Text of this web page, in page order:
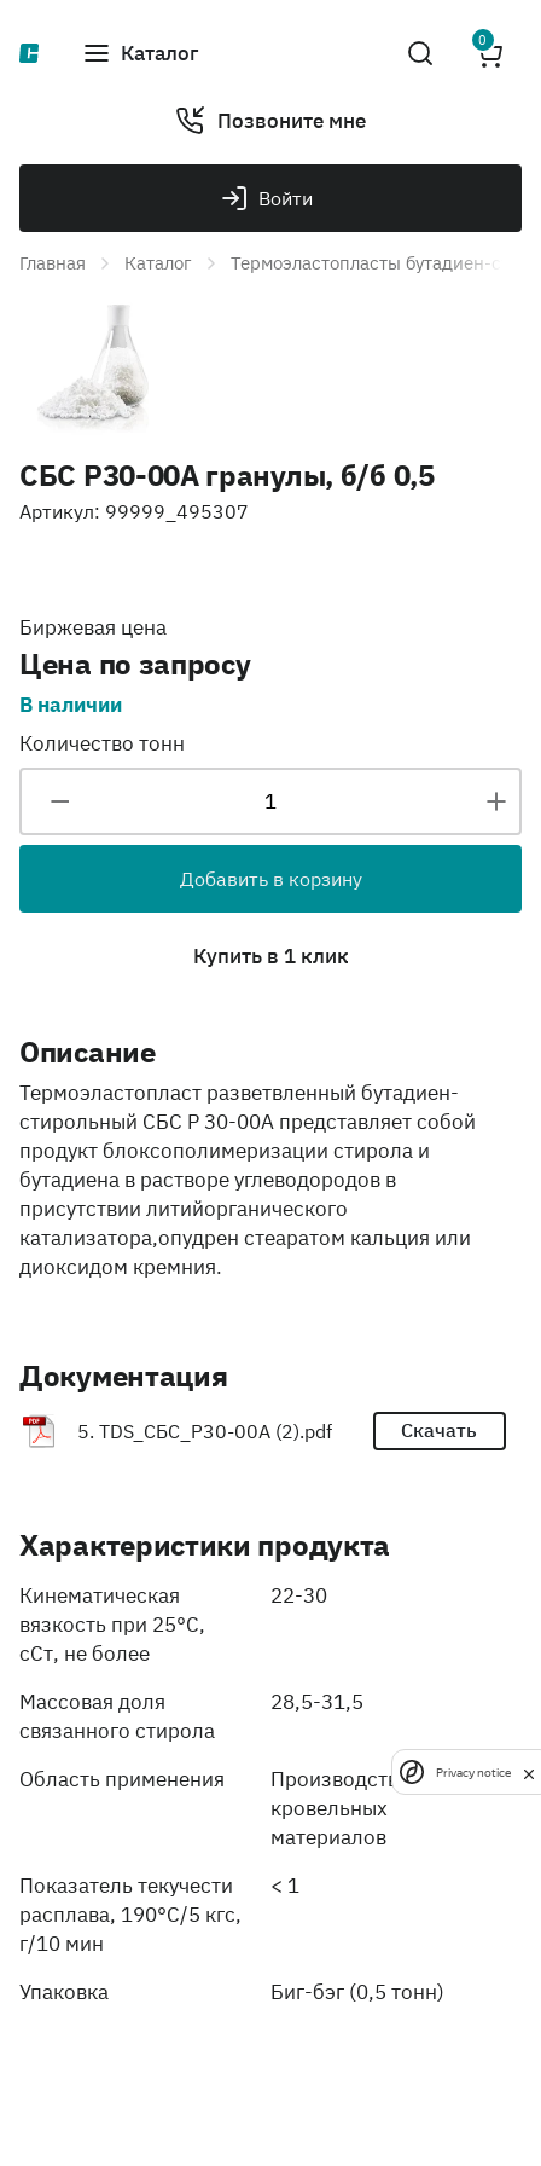
Каталог 0
Позвоните мне
Войти
Главная Каталог Термоэластопласты бутадиен-
СБС Р30-00A гранулы, б/б 0,5
Артикул: 99999_495307
Биржевая цена
Цена по запросу
В наличии
Количество тонн
Добавить в корзину
Купить в 1 клик
Описание
Термоэластопласт разветвленный бутадиен-
стирольный СБС Р 30-00А представляет собой
продукт блоксополимеризации стирола и
бутадиена в растворе углеводородов в
присутствии литийорганического
катализатора,опудрен стеаратом кальция или
диоксидом кремния.
Документация
5. TDS_СБС_Р30-00А (2).pdf Скачать
Характеристики продукта
Кинематическая
вязкость при 25°С,
сСт, не более
22-30
Массовая доля
связанного стирола
28,5-31,5
Область применения
Производство
кровельных
материалов
Показатель текучести
расплава, 190°C/5 кгс,
г/10 мин
< 1
Упаковка Биг-бэг (0,5 тонн)
Privacy notice